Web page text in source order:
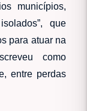
municípios,
que
para atuar na
como
entre perdas